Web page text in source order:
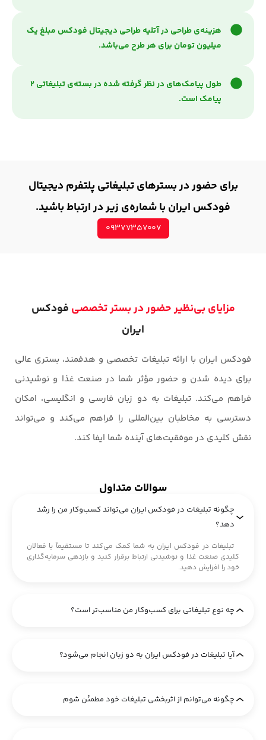
هزینه‌ی طراحی در آتلیه طراحی دیجیتال فودکس مبلغ یک
میلیون تومان برای هر طرح می‌باشد.
طول پیامک‌های در نظر گرفته شده در بسته‌ی تبلیغاتی ۲
پیامک است.
برای حضور در بسترهای تبلیغاتی پلتفرم دیجیتال
فودکس ایران با شماره‌ی زیر در ارتباط باشید.
۰۹۳۷۷۳۵۷۰۰۷
مزایای بی‌نظیر حضور در بستر تخصصی فودکس
ایران
فودکس ایران با ارائه تبلیغات تخصصی و هدفمند، بستری عالی
برای دیده شدن و حضور مؤثر شما در صنعت غذا و نوشیدنی
فراهم می‌کند. تبلیغات به دو زبان فارسی و انگلیسی، امکان
دسترسی به مخاطبان بین‌المللی را فراهم می‌کند و می‌تواند
نقش کلیدی در موفقیت‌های آینده شما ایفا کند.
سوالات متداول
چگونه تبلیغات در فودکس ایران می‌تواند کسب‌وکار من را رشد
دهد؟
تبلیغات در فودکس ایران به شما کمک می‌کند تا مستقیماً با فعالان
کلیدی صنعت غذا و نوشیدنی ارتباط برقرار کنید و بازدهی سرمایه‌گذاری
خود را افزایش دهید.
چه نوع تبلیغاتی برای کسب‌وکار من مناسب‌تر است؟
آیا تبلیغات در فودکس ایران به دو زبان انجام می‌شود؟
چگونه می‌توانم از اثربخشی تبلیغات خود مطمئن شوم